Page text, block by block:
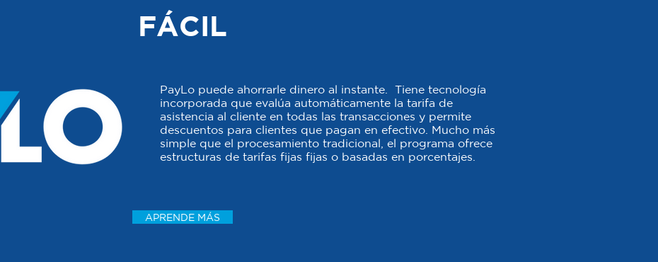
FÁCIL
PayLo puede ahorrarle dinero al instante. Tiene tecnología
incorporada que evalúa automáticamente la tarifa de
asistencia al cliente en todas las transacciones y permite
descuentos para clientes que pagan en efectivo. Mucho más
simple que el procesamiento tradicional, el programa ofrece
estructuras de tarifas fijas fijas o basadas en porcentajes.
APRENDE MÁS